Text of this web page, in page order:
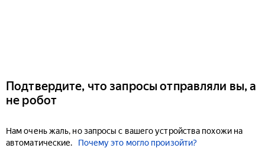
Подтвердите, что запросы отправляли вы, а
не робот
Нам очень жаль, но запросы с вашего устройства похожи на
автоматические.
Почему это могло произойти?